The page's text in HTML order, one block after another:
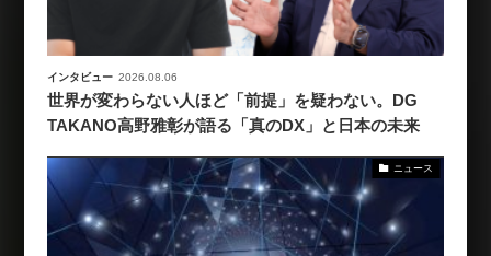
インタビュー 2026.08.06
世界が変わらない人ほど「前提」を疑わない。DG
TAKANO高野雅彰が語る「真のDX」と日本の未来
ニュース